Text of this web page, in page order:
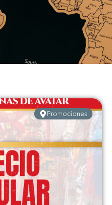
Promociones
Página